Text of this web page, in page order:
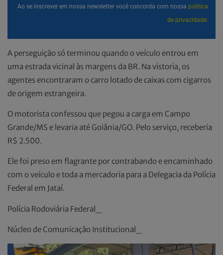
Ao se inscrever em nossa newsletter você concorda com nossa política
de privacidade.
A perseguição só terminou quando o veículo entrou em
uma estrada vicinal às margens da BR. Na vistoria, os
agentes encontraram o carro lotado de caixas com cigarros
de origem estrangeira.
O motorista confessou que pegou a carga em Campo
Grande/MS e levaria até Goiânia/GO. Pelo serviço, receberia
R$ 2.500.
Ele foi preso em flagrante por contrabando e encaminhado
com o veículo e toda a mercadoria para a Delegacia da Polícia
Federal em Jataí.
Polícia Rodoviária Federal_
Núcleo de Comunicação Institucional_
Tocador